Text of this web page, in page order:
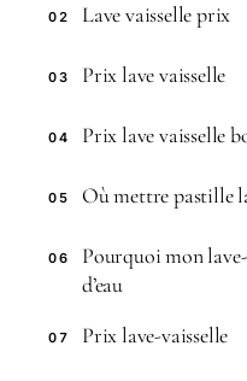
02 Lave vaisselle prix
03 Prix lave vaisselle
04 Prix lave vaisselle
05 Où mettre pastille
06
Pourquoi mon
d’eau
07 Prix lave-vaisselle